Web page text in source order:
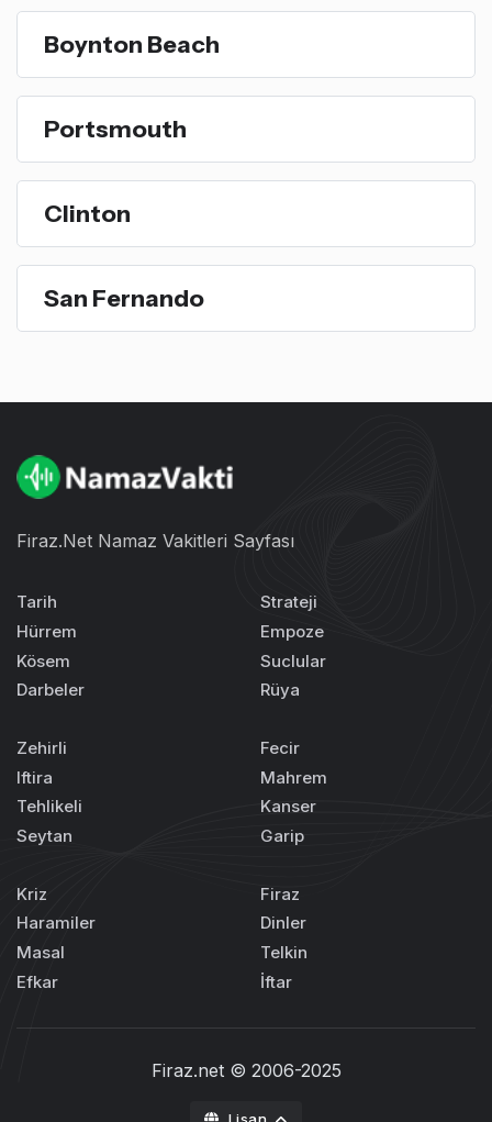
Boynton Beach
Portsmouth
Clinton
San Fernando
Firaz.Net Namaz Vakitleri Sayfası
Tarih
Hürrem
Kösem
Darbeler
Strateji
Empoze
Suclular
Rüya
Zehirli
Iftira
Tehlikeli
Seytan
Fecir
Mahrem
Kanser
Garip
Kriz
Haramiler
Masal
Efkar
Firaz
Dinler
Telkin
İftar
Firaz.net© 2006-2025